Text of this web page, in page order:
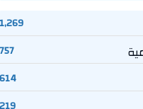
1,269
757
614